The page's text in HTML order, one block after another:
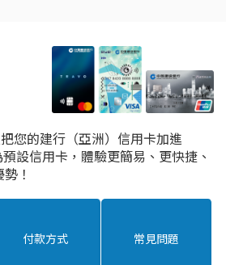
您的建行（亞洲）信用卡加進
設信用卡，體驗更簡易、更快捷、
！
付款方式 常見問題